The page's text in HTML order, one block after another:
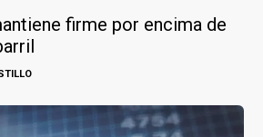
firme por encima de